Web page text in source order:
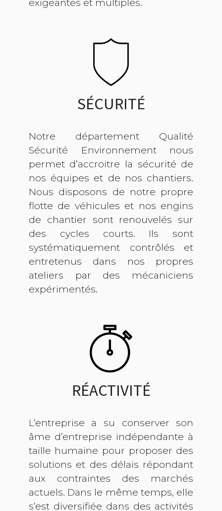
exigeantes et multiples.
SÉCURITÉ
Notre département Qualité
Sécurité Environnement nous
permet d’accroitre la sécurité de
nos équipes et de nos chantiers.
Nous disposons de notre propre
flotte de véhicules et nos engins
de chantier sont renouvelés sur
des cycles courts. Ils sont
systématiquement contrôlés et
entretenus dans nos propres
ateliers par des mécaniciens
expérimentés.
RÉACTIVITÉ
L’entreprise a su conserver son
âme d’entreprise indépendante à
taille humaine pour proposer des
solutions et des délais répondant
aux contraintes des marchés
actuels. Dans le même temps, elle
s’est diversifiée dans des activités